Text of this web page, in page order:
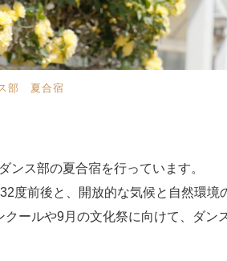
部 夏合宿
ンス部の夏合宿を行っています。
度前後と、開放的な気候と自然環境
ールや9月の文化祭に向けて、ダン